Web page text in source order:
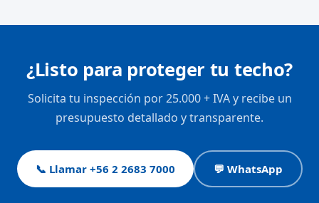
¿Listo para proteger tu techo?
Solicita tu inspección por 25.000 + IVA y recibe un
presupuesto detallado y transparente.
📞 Llamar +56 2 2683 7000 💬 WhatsApp